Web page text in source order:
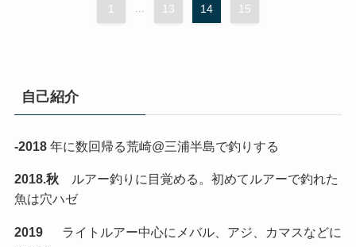
1 ... 13 14 15
自己紹介
-2018年に数回帰る荒崎@三浦半島で釣りする
2018.秋ルアー釣りに目覚める。初めてルアーで釣れた
魚は穴ハゼ
2019ライトルアー中心にメバル、アジ、カマスなどに